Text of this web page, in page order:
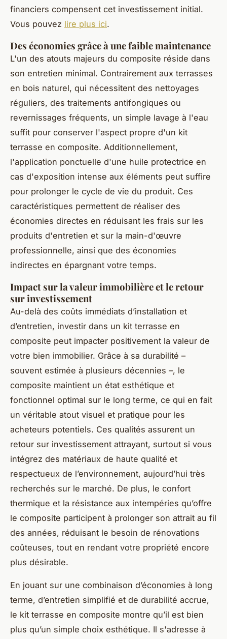
financiers compensent cet investissement initial.
Vous pouvez lire plus ici.
Des économies grâce à une faible maintenance
L'un des atouts majeurs du composite réside dans
son entretien minimal. Contrairement aux terrasses
en bois naturel, qui nécessitent des nettoyages
réguliers, des traitements antifongiques ou
revernissages fréquents, un simple lavage à l'eau
suffit pour conserver l'aspect propre d'un kit
terrasse en composite. Additionnellement,
l'application ponctuelle d'une huile protectrice en
cas d'exposition intense aux éléments peut suffire
pour prolonger le cycle de vie du produit. Ces
caractéristiques permettent de réaliser des
économies directes en réduisant les frais sur les
produits d'entretien et sur la main-d'œuvre
professionnelle, ainsi que des économies
indirectes en épargnant votre temps.
Impact sur la valeur immobilière et le retour
sur investissement
Au-delà des coûts immédiats d’installation et
d’entretien, investir dans un kit terrasse en
composite peut impacter positivement la valeur de
votre bien immobilier. Grâce à sa durabilité –
souvent estimée à plusieurs décennies –, le
composite maintient un état esthétique et
fonctionnel optimal sur le long terme, ce qui en fait
un véritable atout visuel et pratique pour les
acheteurs potentiels. Ces qualités assurent un
retour sur investissement attrayant, surtout si vous
intégrez des matériaux de haute qualité et
respectueux de l’environnement, aujourd’hui très
recherchés sur le marché. De plus, le confort
thermique et la résistance aux intempéries qu’offre
le composite participent à prolonger son attrait au fil
des années, réduisant le besoin de rénovations
coûteuses, tout en rendant votre propriété encore
plus désirable.
En jouant sur une combinaison d’économies à long
terme, d’entretien simplifié et de durabilité accrue,
le kit terrasse en composite montre qu’il est bien
plus qu’un simple choix esthétique. Il s'adresse à